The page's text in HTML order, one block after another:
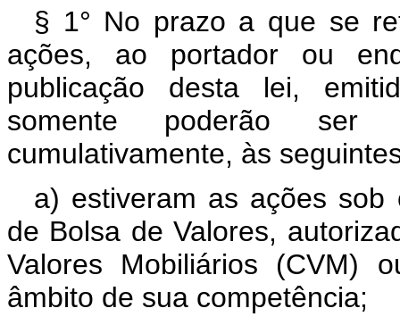
§ 1° No prazo a que se
ações, ao portador ou
publicação desta lei,
somente poderão ser
cumulativamente, às
a) estiveram as ações sob
de Bolsa de Valores,
Valores Mobiliários (CVM)
âmbito de sua competência;